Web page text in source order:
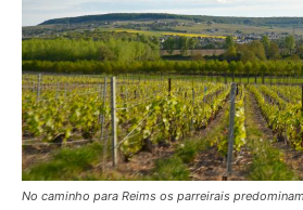
No caminho para Reims os parreirais